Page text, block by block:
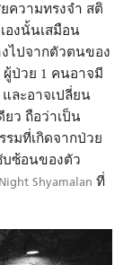
ความทรงจำ สติ
องนั้นเสมือน
ไปจากตัวตนของ
ผู้ป่วย 1 คนอาจมี
ละอาจเปลี่ยน
ว ถือว่าเป็น
มที่เกิดจากป่วย
บซ้อนของตัว
Shyamalan ที่